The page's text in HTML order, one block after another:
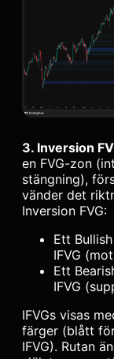
3. Inversion
en FVG-zon
stängning),
vänder det
Inversion FVG:
Ett
IFVG
Ett
IFVG
IFVGs visas
färger (blått
IFVG). Rutan